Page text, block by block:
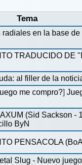
Tema
radiales en la base
TRADUCIDO DE
al filler de la
me compro?]
(Sid Sackson -
ByN
PENSACOLA
Slug - Nuevo